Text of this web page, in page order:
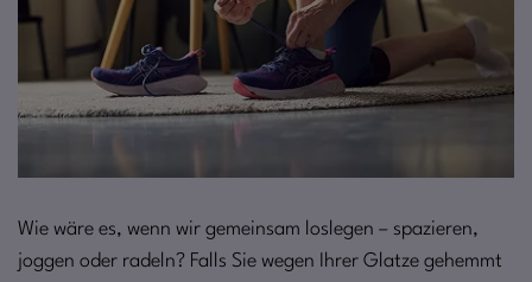
Wie wäre es, wenn wir gemeinsam loslegen – spazieren,
joggen oder radeln? Falls Sie wegen Ihrer Glatze gehemmt